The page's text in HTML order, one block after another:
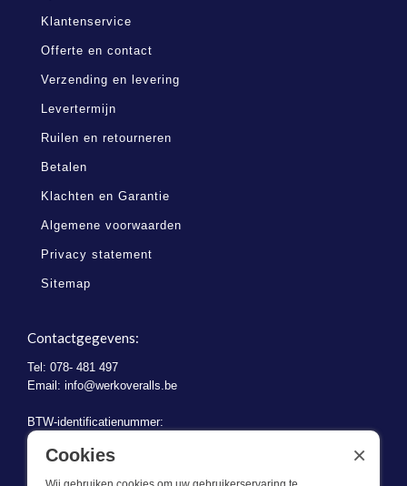
Klantenservice
Offerte en contact
Verzending en levering
Levertermijn
Ruilen en retourneren
Betalen
Klachten en Garantie
Algemene voorwaarden
Privacy statement
Sitemap
Contactgegevens:
Tel: 078- 481 497
Email: info@werkoveralls.be
BTW-identificatienummer:
BE 0721.730.280
Cookies ×